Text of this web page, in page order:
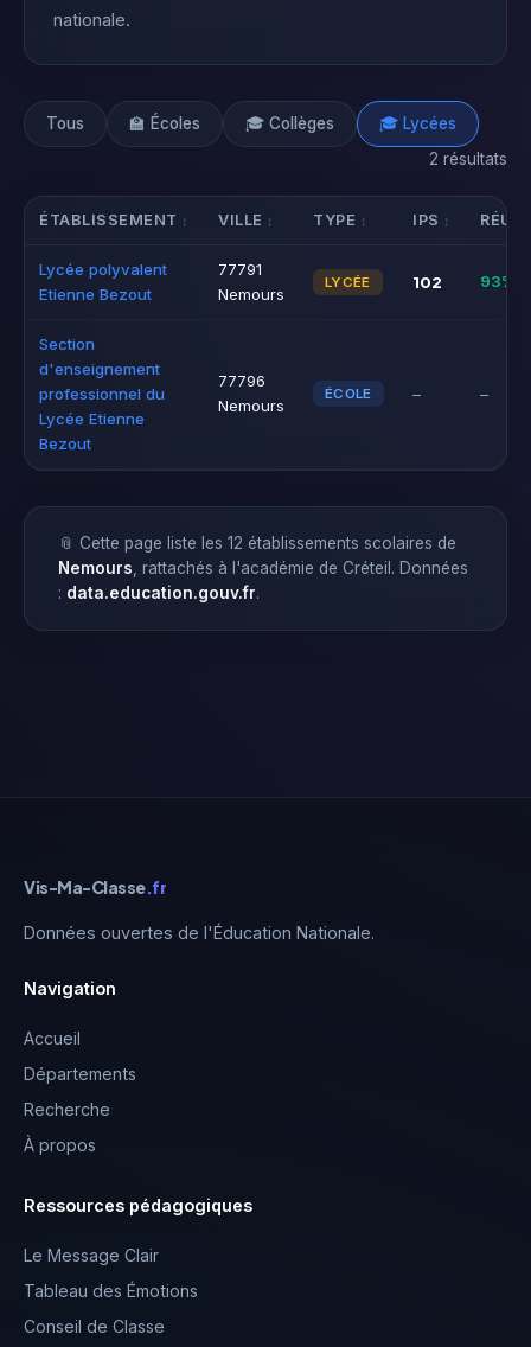
nationale.
Tous 🏫 Écoles 🎓 Collèges
🎓 Lycées
2 résultats
ÉTABLISSEMENT VILLE TYPE IPS
Lycée polyvalent
Etienne Bezout
77791
Nemours
LYCÉE 102 93%
Section
d'enseignement
professionnel du
Lycée Etienne
Bezout
77796
Nemours
ÉCOLE – –
📎 Cette page liste les 12 établissements scolaires de
Nemours , rattachés à l'académie de Créteil. Données
: data.education.gouv.fr.
Vis-Ma-Classe.fr
Données ouvertes de l'Éducation Nationale.
Navigation
Accueil
Départements
Recherche
À propos
Ressources pédagogiques
Le Message Clair
Tableau des Émotions
Conseil de Classe